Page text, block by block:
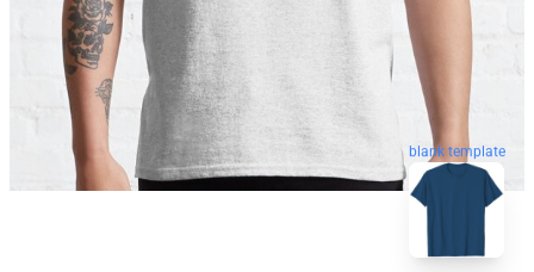
blank template